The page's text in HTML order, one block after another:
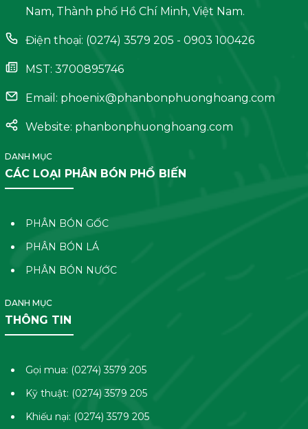
Nam, Thành phố Hồ Chí Minh, Việt Nam.
Điện thoại: (0274) 3579 205 - 0903 100426
MST: 3700895746
Email: phoenix@phanbonphuonghoang.com
Website: phanbonphuonghoang.com
DANH MỤC
CÁC LOẠI PHÂN BÓN PHỔ BIẾN
PHÂN BÓN GỐC
PHÂN BÓN LÁ
PHÂN BÓN NƯỚC
DANH MỤC
THÔNG TIN
Gọi mua: (0274) 3579 205
Kỹ thuật: (0274) 3579 205
Khiếu nại: (0274) 3579 205